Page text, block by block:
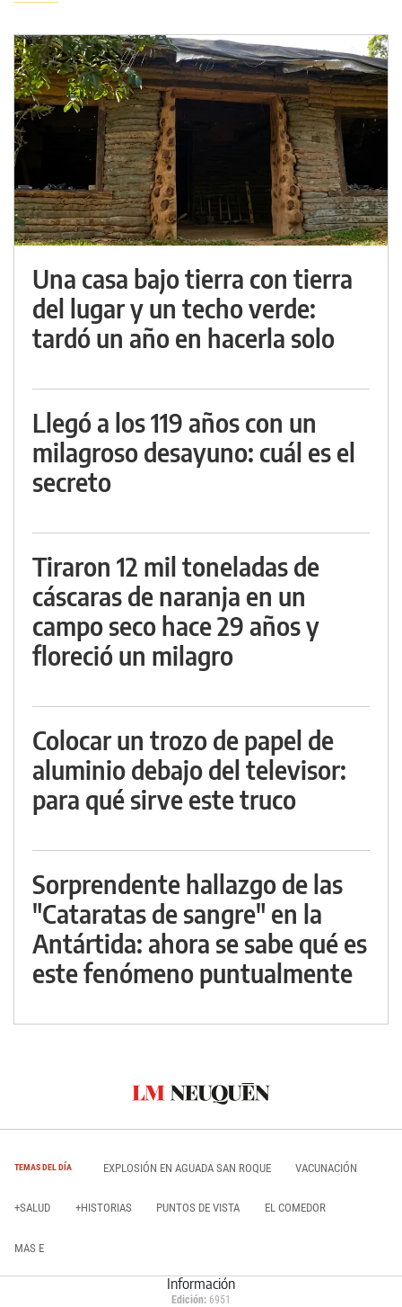
Una casa bajo tierra con tierra
del lugar y un techo verde:
tardó un año en hacerla solo
Llegó a los 119 años con un
milagroso desayuno: cuál es el
secreto
Tiraron 12 mil toneladas de
cáscaras de naranja en un
campo seco hace 29 años y
floreció un milagro
Colocar un trozo de papel de
aluminio debajo del televisor:
para qué sirve este truco
Sorprendente hallazgo de las
"Cataratas de sangre" en la
Antártida: ahora se sabe qué es
este fenómeno puntualmente
TEMAS DEL DÍA EXPLOSIÓN EN AGUADA SAN ROQUE VACUNACIÓN
+SALUD +HISTORIAS PUNTOS DE VISTA EL COMEDOR
MAS E
Información
Edición: 6951